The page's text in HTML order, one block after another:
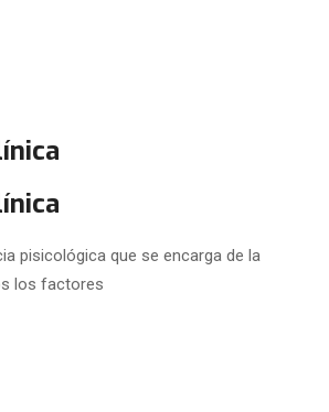
pisicológica que se encarga de la
los factores